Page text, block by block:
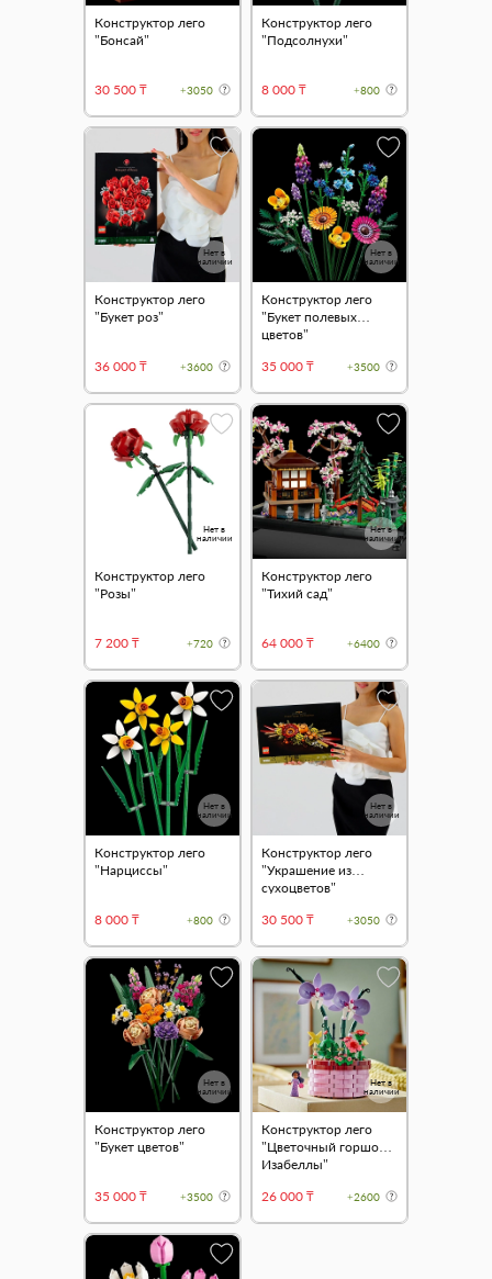
Конструктор лего
"Бонсай"
30 500 ₸ +3050
Конструктор лего
"Подсолнухи"
8 000 ₸ +800
Нет в
наличии
Конструктор лего
"Букет роз"
36 000 ₸ +3600
Нет в
наличии
Конструктор лего
"Букет полевых
цветов"
35 000 ₸
+3500
Нет в
наличии
Конструктор лего
"Розы"
7 200 ₸ +720
Нет в
наличии
Конструктор лего
"Тихий сад"
64 000 ₸ +6400
Нет в
наличии
Конструктор лего
"Нарциссы"
8 000 ₸ +800
Нет в
наличии
Конструктор лего
"Украшение из
сухоцветов"
30 500 ₸
+3050
Нет в
наличии
Конструктор лего
"Букет цветов"
35 000 ₸ +3500
Нет в
наличии
Конструктор лего
"Цветочный горшок
Изабеллы"
26 000 ₸
+2600